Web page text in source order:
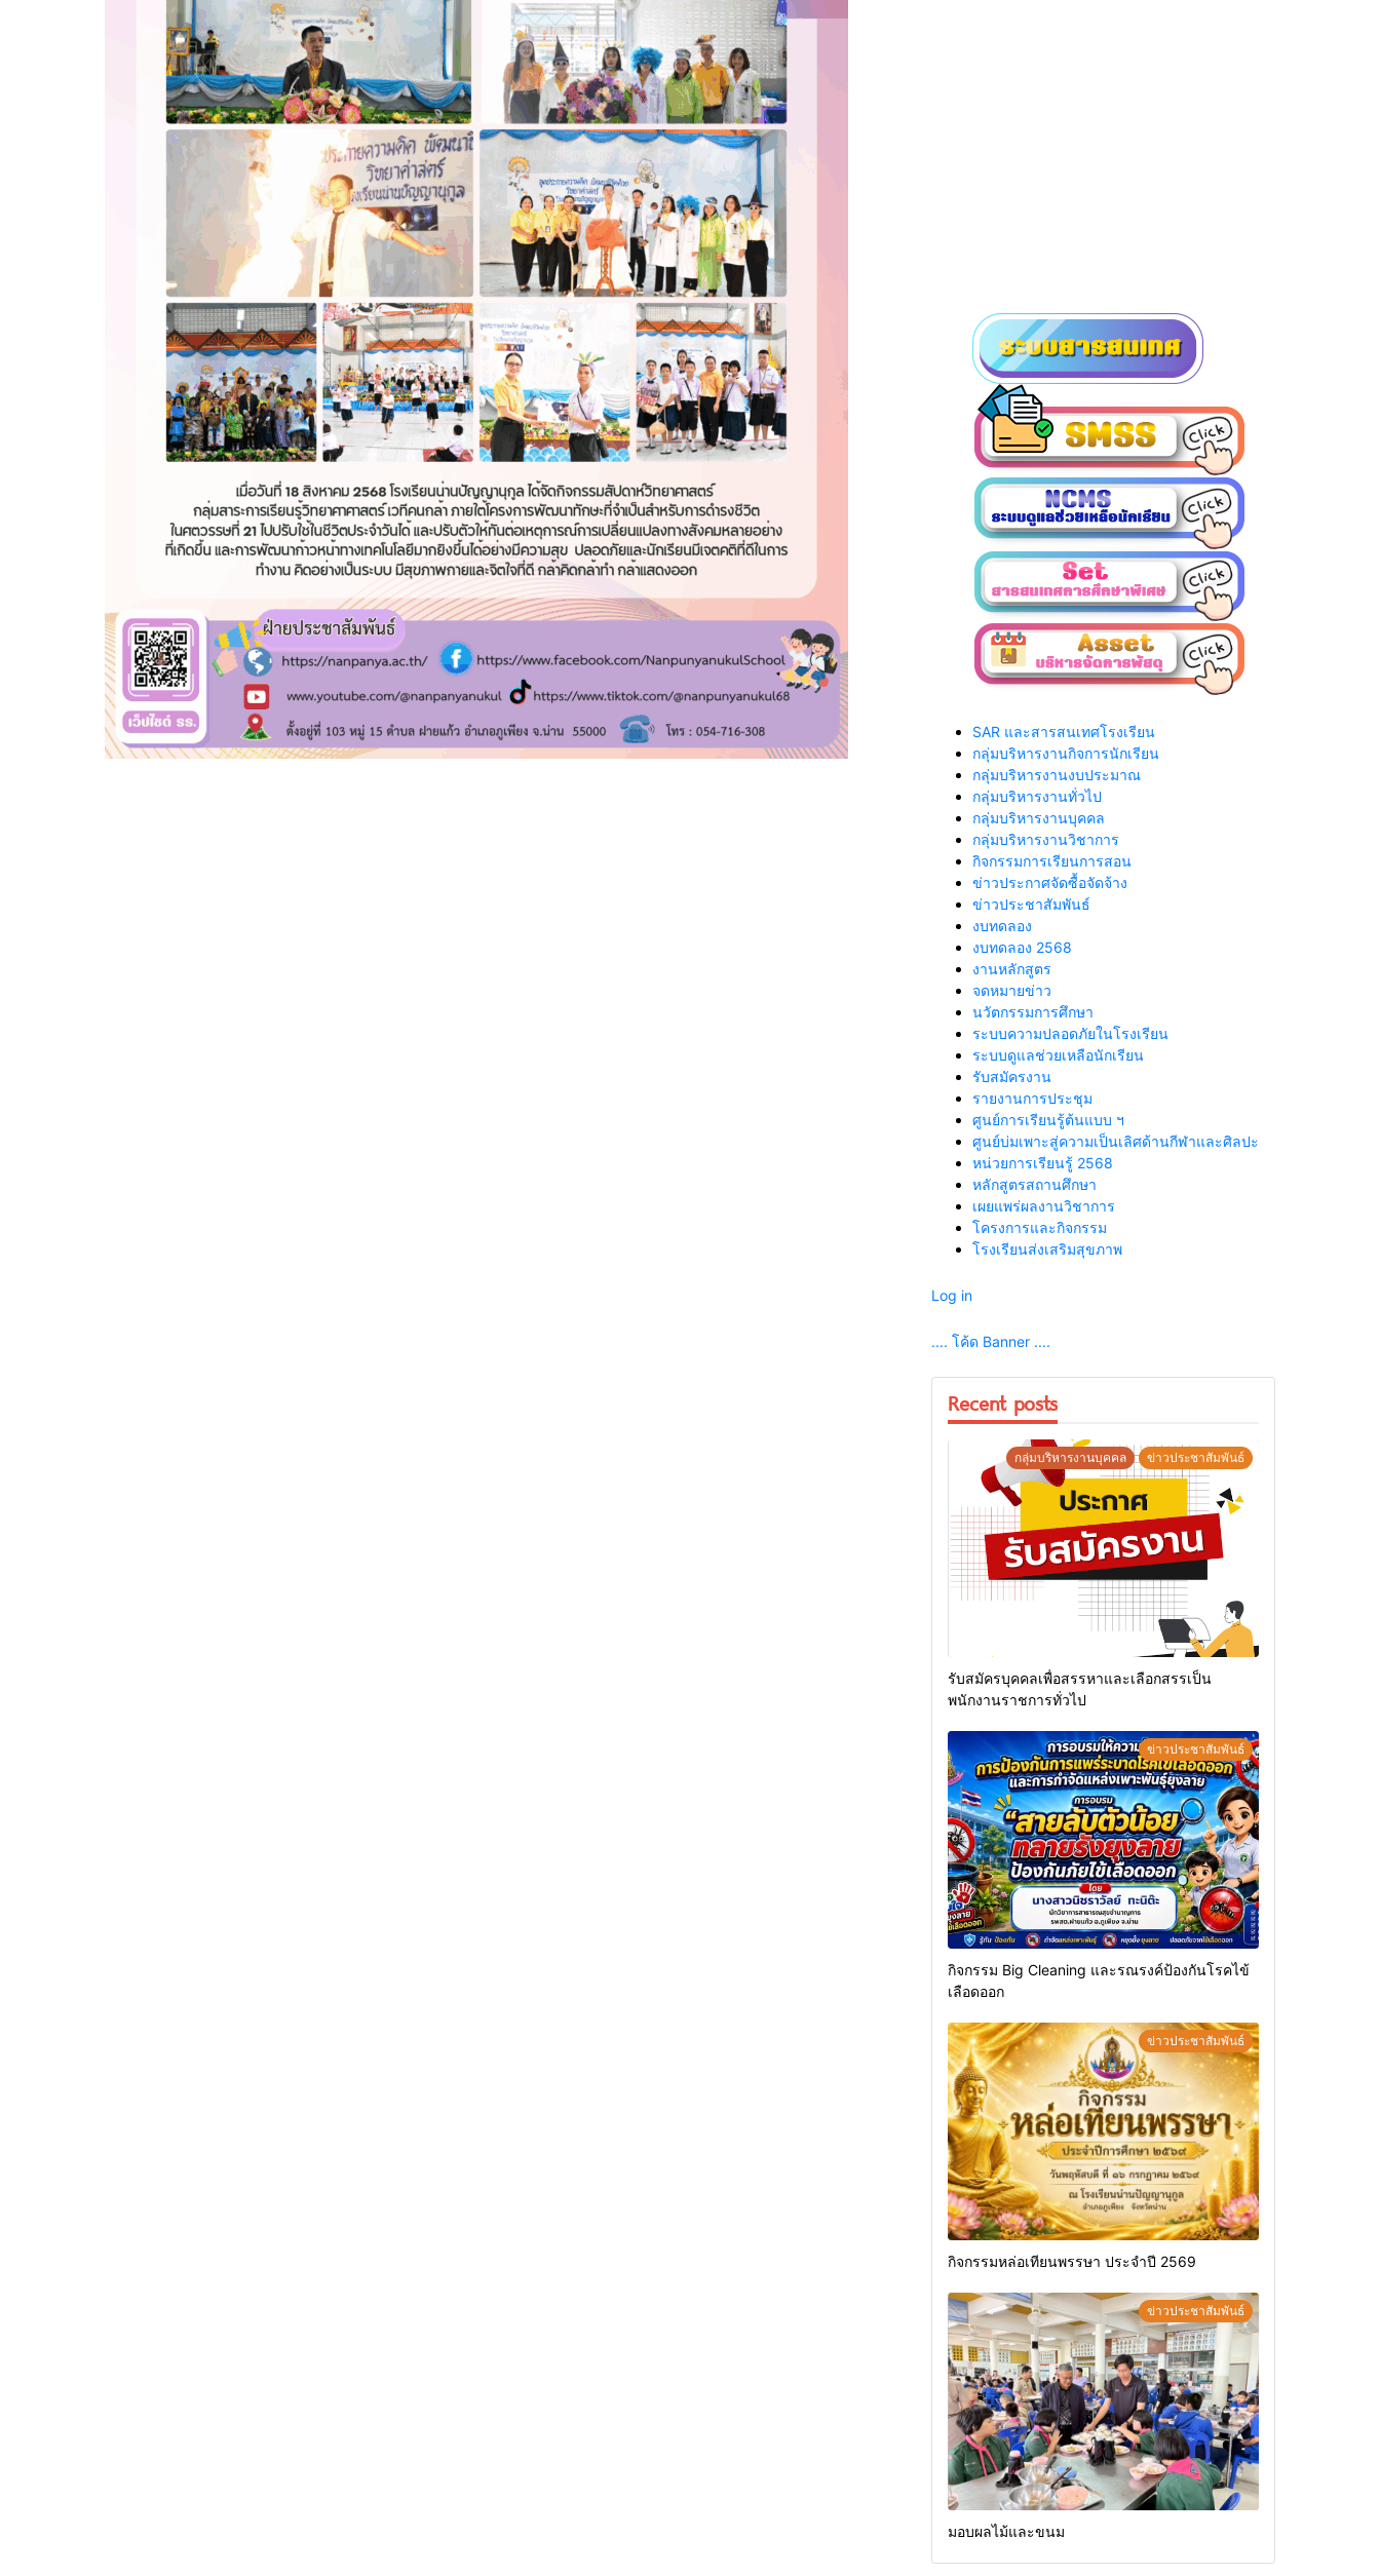
SAR และสารสนเทศโรงเรียน
กลุ่มบริหารงานกิจการนักเรียน
กลุ่มบริหารงานงบประมาณ
กลุ่มบริหารงานทั่วไป
กลุ่มบริหารงานบุคคล
กลุ่มบริหารงานวิชาการ
กิจกรรมการเรียนการสอน
ข่าวประกาศจัดซื้อจัดจ้าง
ข่าวประชาสัมพันธ์
งบทดลอง
งบทดลอง 2568
งานหลักสูตร
จดหมายข่าว
นวัตกรรมการศึกษา
ระบบความปลอดภัยในโรงเรียน
ระบบดูแลช่วยเหลือนักเรียน
รับสมัครงาน
รายงานการประชุม
ศูนย์การเรียนรู้ต้นแบบ ฯ
ศูนย์บ่มเพาะสู่ความเป็นเลิศด้านกีฬาและศิลปะ
หน่วยการเรียนรู้ 2568
หลักสูตรสถานศึกษา
เผยแพร่ผลงานวิชาการ
โครงการและกิจกรรม
โรงเรียนส่งเสริมสุขภาพ
Log in
.... โค้ด Banner ....
Recent posts
กลุ่มบริหารงานบุคคล ข่าวประชาสัมพันธ์
รับสมัครบุคคลเพื่อสรรหาและเลือกสรรเป็น
พนักงานราชการทั่วไป
ข่าวประชาสัมพันธ์
กิจกรรม Big Cleaning และรณรงค์ป้องกันโรคไข้
เลือดออก
ข่าวประชาสัมพันธ์
กิจกรรมหล่อเทียนพรรษา ประจำปี 2569
ข่าวประชาสัมพันธ์
มอบผลไม้และขนม